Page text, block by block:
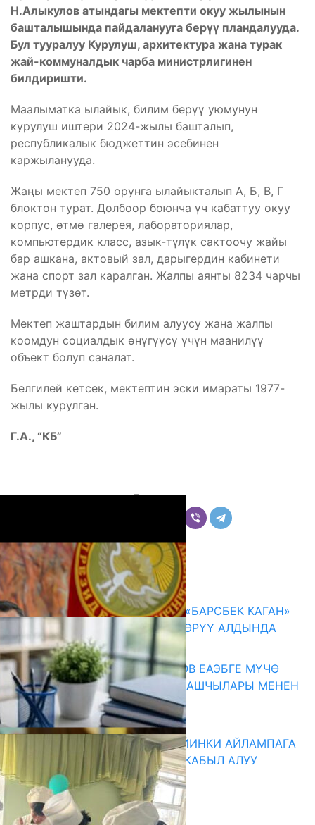
Н.Алыкулов атындагы мектепти окуу жылынын
башталышында пайдаланууга берүү пландалууда.
Бул тууралуу Курулуш, архитектура жана турак
жай-коммуналдык чарба министрлигинен
билдиришти.
Маалыматка ылайык, билим берүү уюмунун
курулуш иштери 2024-жылы башталып,
республикалык бюджеттин эсебинен
каржыланууда.
Жаңы мектеп 750 орунга ылайыкталып А, Б, В, Г
блоктон турат. Долбоор боюнча үч кабаттуу окуу
корпус, өтмө галерея, лабораториялар,
компьютердик класс, азык-түлүк сактоочу жайы
бар ашкана, актовый зал, дарыгердин кабинети
жана спорт зал каралган. Жалпы аянты 8234 чарчы
метрди түзөт.
Мектеп жаштардын билим алуусу жана жалпы
коомдун социалдык өнүгүүсү үчүн маанилүү
объект болуп саналат.
Белгилей кетсек, мектептин эски имараты 1977-
жылы курулган.
Г.А., “КБ”
Бөлүшүү
Комментарийлер
Акыркы жаңылыктар
КЫРГЫЗ ТАРЫХЫ ТАСМАДА: «БАРСБЕК КАГАН»
КӨРКӨМ ТАСМАСЫ ЖАРЫК КӨРҮҮ АЛДЫНДА
07.08.2026
ПРЕЗИДЕНТ САДЫР ЖАПАРОВ ЕАЭБГЕ МҮЧӨ
МАМЛЕКЕТТЕРДИН ӨКМӨТ БАШЧЫЛАРЫ МЕНЕН
ЖОЛУГУШТУ
07.08.2026
ДИРЕКТОРЛОР РЕЗЕРВИ: КИЙИНКИ АЙЛАМПАГА
ЭЛЕКТРОНДУК АРЫЗДАРДЫ КАБЫЛ АЛУУ
БАШТАЛАТ
07.08.2026
Абитуриент